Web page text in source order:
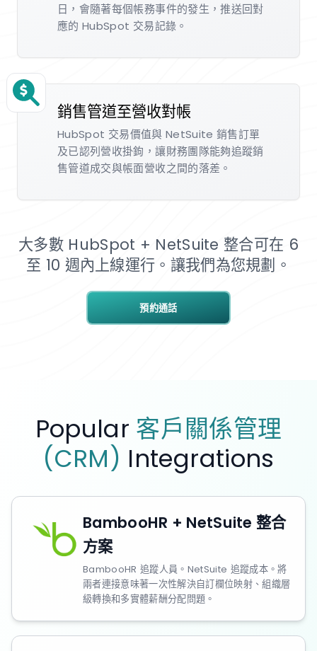
日，會隨著每個帳務事件的發生，推送回對
應的 HubSpot 交易記錄。
銷售管道至營收對帳
HubSpot 交易價值與 NetSuite 銷售訂單
及已認列營收掛鉤，讓財務團隊能夠追蹤銷
售管道成交與帳面營收之間的落差。
預約通話
大多數 HubSpot + NetSuite 整合可在 6
至 10 週內上線運行。讓我們為您規劃。
Popular 客戶關係管理
(CRM) Integrations
BambooHR + NetSuite 整合
方案
BambooHR 追蹤人員。NetSuite 追蹤成本。將
兩者連接意味著一次性解決自訂欄位映射、組織層
級轉換和多實體薪酬分配問題。